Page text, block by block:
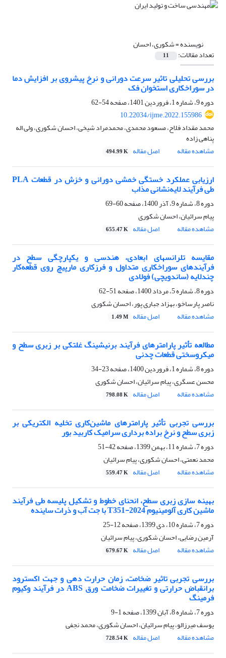
نویسنده =شکوری، احسان
تعداد مقالات: 11
بررسی تحلیلی تاثیر سرعت دورانی و نرخ پیشروی بر افزایش دما
در سوراخکاری استخوان فک
دوره 9، شماره 1، فروردین 1401، صفحه
54-62
10.22034/ijme.2022.155986
محمد مقداد فلاح، مسعود محمدی، محمدمراد شیخی، احسان شکوری، ولی اله
پناهی زاده
مشاهده مقاله
اصل مقاله 494.99 K
ارزیابی عملکرد خستگی خمشی دورانی و خزش در قطعات PLA
طی فرآیند لایه‌نشانی مذاب
دوره 8، شماره 9، آذر 1400، صفحه
60-69
پیام سرائیان، احسان شکوری
مشاهده مقاله
اصل مقاله 655.47 K
مقایسه تلرانسهای ابعادی، هندسی و یکپارچگی سطح در
فرآیندهای سوراخکاری متداول و فرزکاری مارپیچ روی قطعه‌کار
چندلایه (ساندویچی) فولادی
دوره 8، شماره 5، مرداد 1400، صفحه
51-62
ناصر پارساخو، بهزاد جباری پور، احسان شکوری
مشاهده مقاله
اصل مقاله 1.49 M
مطالعه تأثیر پارامترهای فرآیند برنیشینگ غلتکی بر زبری سطح و
میکروسختی قطعات چدنی
دوره 8، شماره 1، فروردین 1400، صفحه
23-34
محسن عسگری، پیام سرائیان، احسان شکوری
مشاهده مقاله
اصل مقاله 798.08 K
بررسی تجربی تأثیر پارامترهای ماشین‌کاری تخلیه الکتریکی بر
زبری سطح و نرخ براده برداری سرامیک کاربید بور
دوره 7، شماره 11، بهمن 1399، صفحه
42-51
محمد نعمتی، احسان شکوری، پیام سرائیان
مشاهده مقاله
اصل مقاله 559.47 K
بهینه سازی زبری سطح، انحنای خطوط و تشکیل پلیسه طی فرآیند
ماشین کاری آلومینیوم 2024-T351 با جت آب و ذرات ساینده
دوره 7، شماره 10، دی 1399، صفحه
12-25
آرمین رضایی، احسان شکوری، پیام سرائیان
مشاهده مقاله
اصل مقاله 679.67 K
بررسی تجربی تاثیر ضخامت، زمان حرارت دهی و جهت اکسترود
برانقباض حرارتی و تغییرات ضخامت ورق ABS در فرآیند وکیوم
فرمینگ
دوره 7، شماره 8، آبان 1399، صفحه
1-9
یوسف میرزالو، پیام سرائیان، احسان شکوری، محمد نجفی
مشاهده مقاله
اصل مقاله 728.54 K